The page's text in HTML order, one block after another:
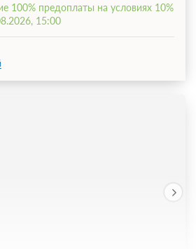
100% предоплаты на условиях 10%
15:00